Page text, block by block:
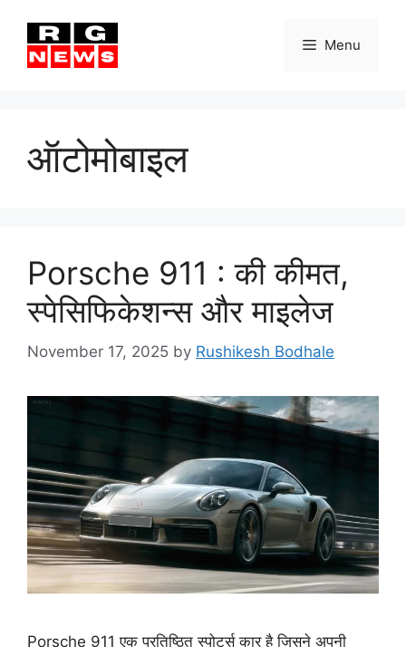
content
Menu
ऑटोमोबाइल
Porsche 911 : की कीमत,
स्पेसिफिकेशन्स और माइलेज
November 17, 2025 by Rushikesh Bodhale
Porsche 911 एक प्रतिष्ठित स्पोर्ट्स कार है जिसने अपनी